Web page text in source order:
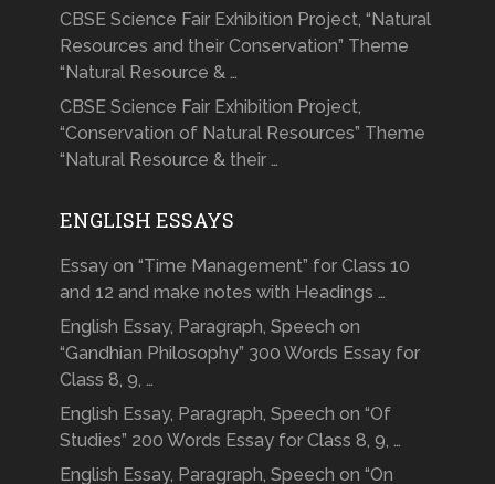
CBSE Science Fair Exhibition Project, “Natural
Resources and their Conservation” Theme
“Natural Resource & …
CBSE Science Fair Exhibition Project,
“Conservation of Natural Resources” Theme
“Natural Resource & their …
ENGLISH ESSAYS
Essay on “Time Management” for Class 10
and 12 and make notes with Headings …
English Essay, Paragraph, Speech on
“Gandhian Philosophy” 300 Words Essay for
Class 8, 9, …
English Essay, Paragraph, Speech on “Of
Studies” 200 Words Essay for Class 8, 9, …
English Essay, Paragraph, Speech on “On